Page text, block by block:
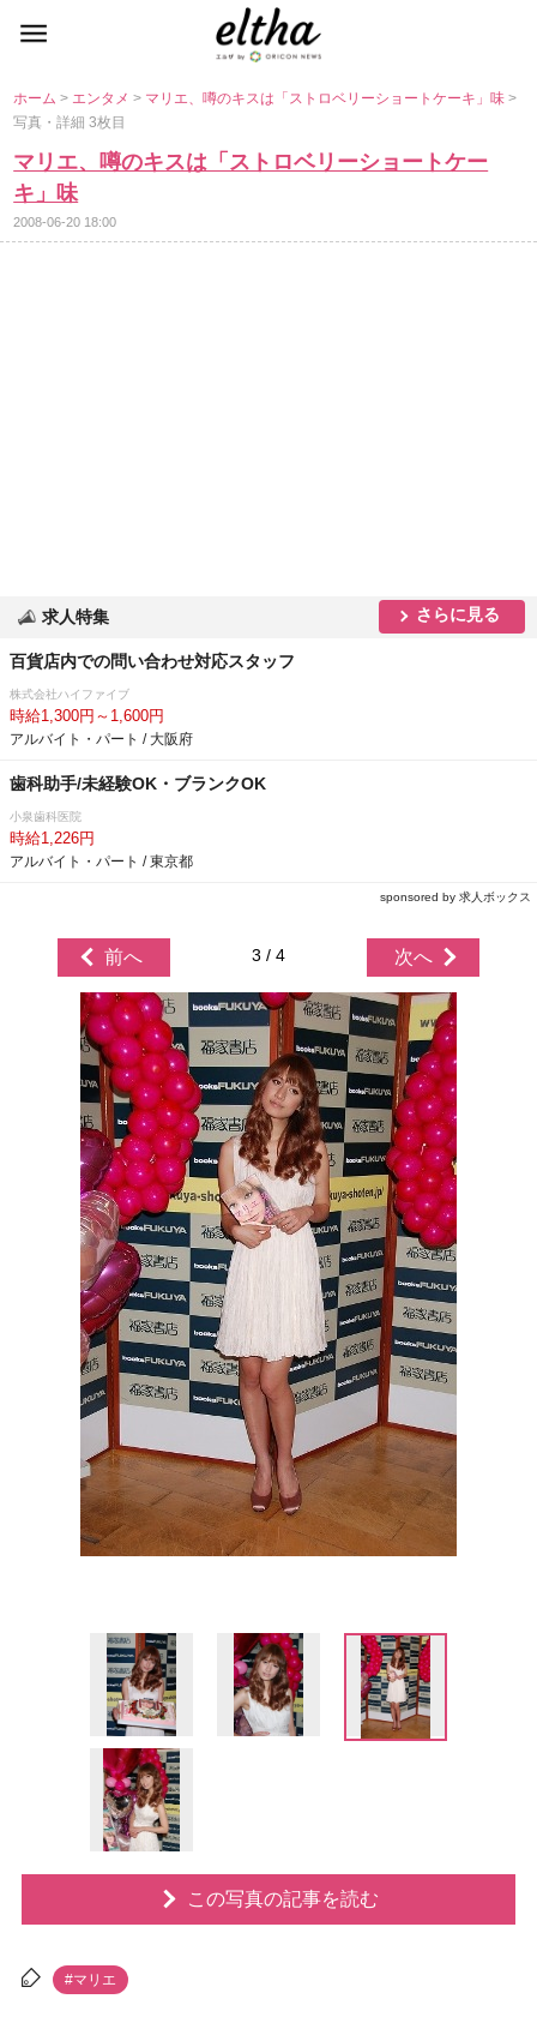
ホーム> エンタメ> マリエ、噂のキスは「ストロベリーショートケーキ」味>
写真・詳細 3枚目
マリエ、噂のキスは「ストロベリーショートケー
キ」味
2008-06-20 18:00
求人特集 さらに見る
百貨店内での問い合わせ対応スタッフ
株式会社ハイファイブ
時給1,300円～1,600円
アルバイト・パート / 大阪府
歯科助手/未経験OK・ブランクOK
小泉歯科医院
時給1,226円
アルバイト・パート / 東京都
sponsored by 求人ボックス
前へ 3 / 4 次へ
この写真の記事を読む
#マリエ